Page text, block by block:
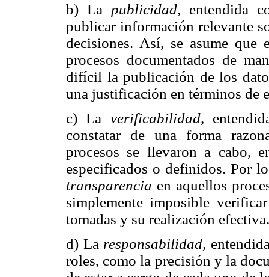
b) La publicidad, entendida
publicar información relevante
decisiones. Así, se asume que
procesos documentados de
difícil la publicación de los
una justificación en términos de
c) La verificabilidad,
constatar de una forma
procesos se llevaron a cabo,
especificados o definidos. Por
transparencia en aquellos
simplemente imposible
tomadas y su realización efectiva.
d) La responsabilidad,
roles, como la precisión y la